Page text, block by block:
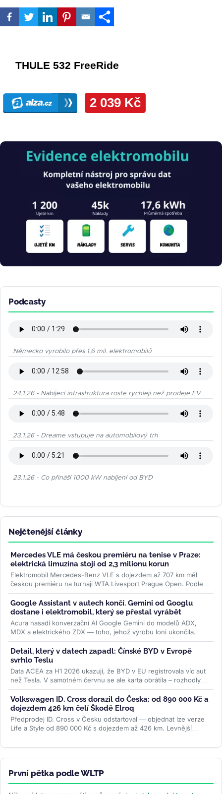
Obrázek
Podcasty
Německo vyrobilo přes 1,6 mil. elektromobilů
24.1.26 - Nabíjecí infrastruktura roste rychleji než prodeje EV
23.1.26 - Dreame vstupuje na automobilový trh
23.1.26 - Co přináší 1000 kW nabíjení od BYD
Nejčtenější články
Mercedes VLE má českou premiéru na tenise v Praze:
elektrická limuzína stojí od 2,3 milionu korun
Elektromobil Mercedes-Benz VLE s dojezdem až 707 km měl
českou premiéru na turnaji WTA Livesport Prague Open. Podle
konfigurátoru automobilky...>>
Google Assistant v autech končí. Gemini od Googlu
dostane i elektromobil, který se přestal vyrábět
Acura nasadí konverzační AI Google Gemini do modelů ADX,
MDX a elektrického ZDX — toho, jehož výrobu loni ukončila.
Přidává se k vlně,...>>
Detail, který v datech zapadl: Čínské BYD v Evropě
svrhlo Teslu
Data ACEA za H1 2026 ukazují, že BYD v EU registrovala víc aut
než Tesla. V samotném červnu se ale karta obrátila – rozhodly
ceny paliv i...>>
Volkswagen ID. Cross dorazil do Česka: od 890 000 Kč a
dojezdem 426 km čelí Škodě Elroq
Předprodej ID. Cross v Česku odstartoval — objednat lze verze
Life a Style od 890 000 Kč s dojezdem až 426 km. Levnější
První pětka podle WLTP